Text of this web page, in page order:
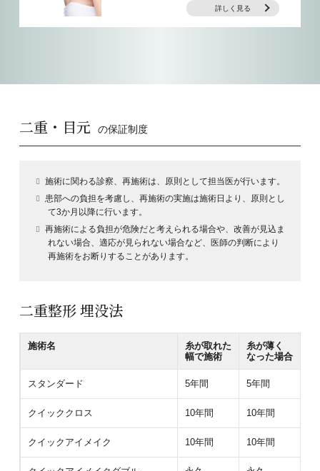
詳しく見る
二重・目元 の保証制度
施術に関わる診察、再施術は、原則として担当医が行います。
患部への負担を考慮し、再施術の実施は施術日より、原則とし
て3か月以降に行います。
再施術による負担が危険だと考えられる場合や、改善が見込ま
れない場合、適応が見られない場合など、医師の判断により
再施術をお断りすることがあります。
二重整形 埋没法
施術名
糸が取れた
幅で施術
糸が薄く
なった場合
スタンダード 5年間 5年間
クイッククロス 10年間 10年間
クイックアイメイク 10年間 10年間